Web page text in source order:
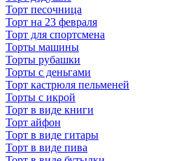
Торт песочница
Торт на 23 февраля
Торт для спортсмена
Торты машины
Торты рубашки
Торты с деньгами
Торт кастрюля пельменей
Торты с икрой
Торт в виде книги
Торт айфон
Торт в виде гитары
Торт в виде пива